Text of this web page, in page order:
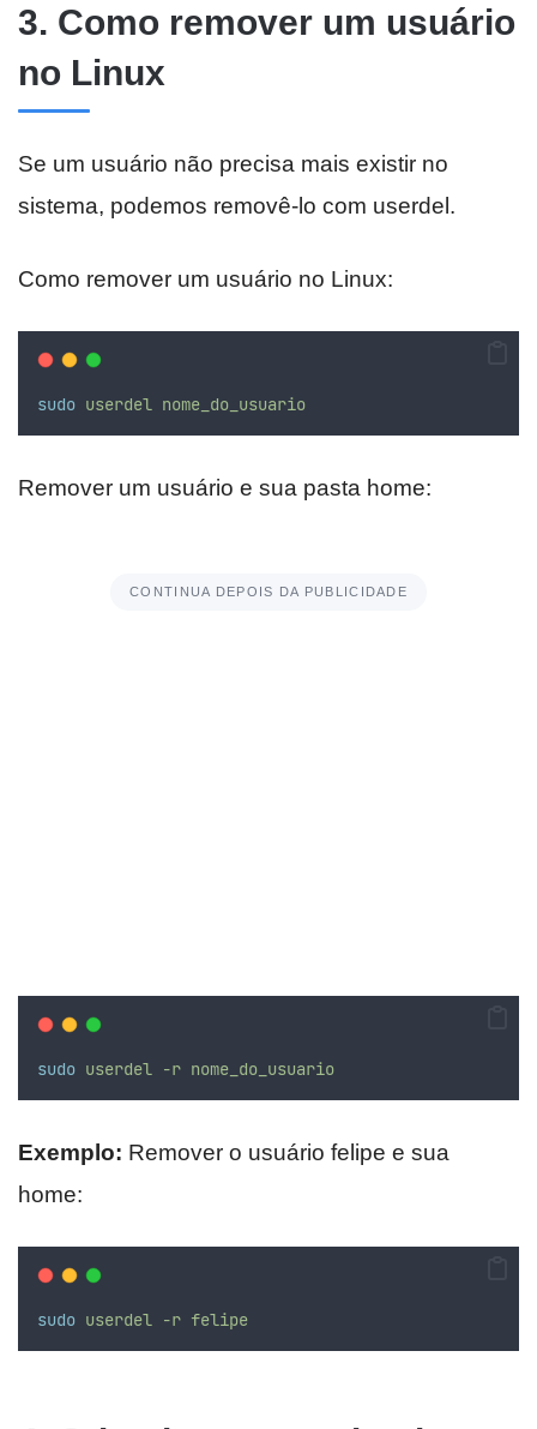
3. Como remover um usuário
no Linux
Se um usuário não precisa mais existir no
sistema, podemos removê-lo com userdel.
Como remover um usuário no Linux:
sudo userdel nome_do_usuario
Remover um usuário e sua pasta home:
CONTINUA DEPOIS DA PUBLICIDADE
sudo userdel -r nome_do_usuario
Exemplo: Remover o usuário felipe e sua
home:
sudo userdel -r felipe